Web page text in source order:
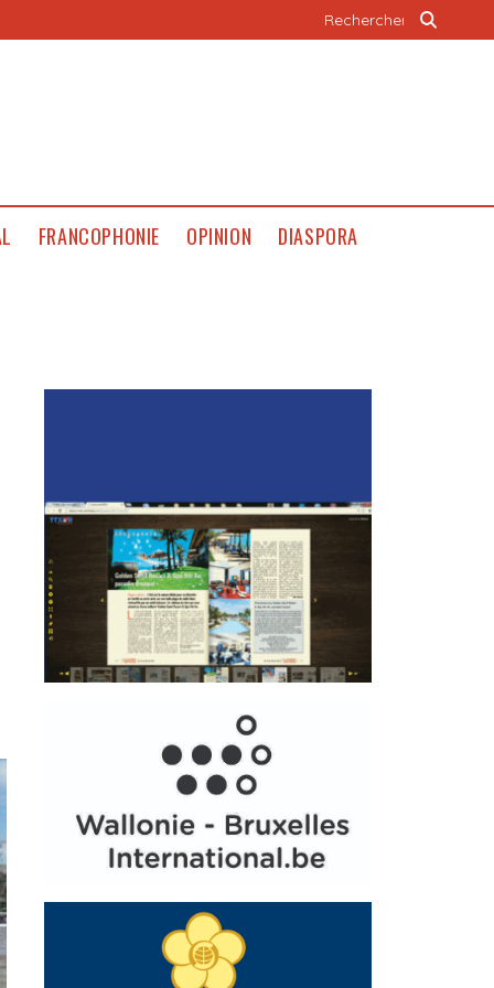
FRANCOPHONIE OPINION DIASPORA